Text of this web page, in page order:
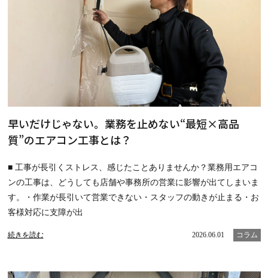
早いだけじゃない。業務を止めない“最短×高品
質”のエアコン工事とは？
■ 工事が長引くストレス、感じたことありませんか？業務用エアコ
ンの工事は、どうしても店舗や事務所の営業に影響が出てしまいま
す。・作業が長引いて営業できない・スタッフの動きが止まる・お
客様対応に支障が出
続きを読む 2026.06.01 コラム